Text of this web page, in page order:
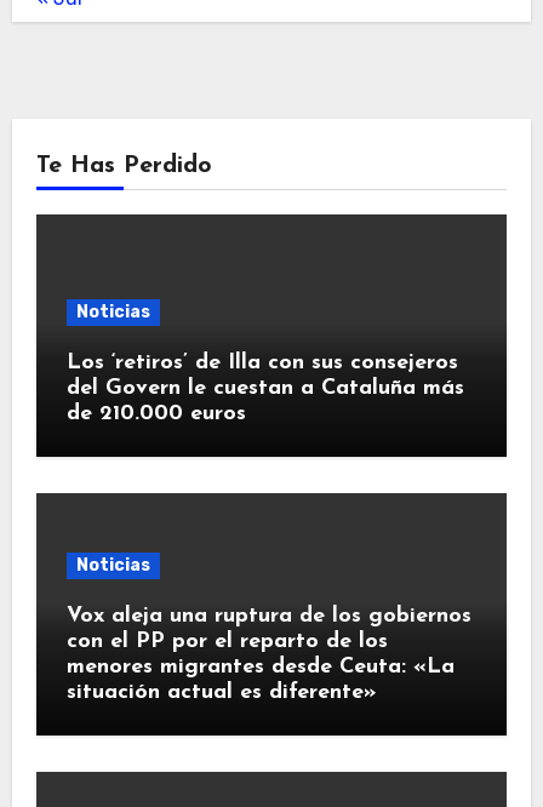
Te Has Perdido
Noticias
Los ‘retiros’ de Illa con sus consejeros
del Govern le cuestan a Cataluña más
de 210.000 euros
Noticias
Vox aleja una ruptura de los gobiernos
con el PP por el reparto de los
menores migrantes desde Ceuta: «La
situación actual es diferente»